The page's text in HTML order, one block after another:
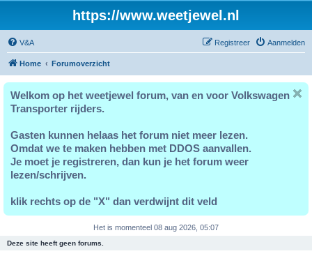
https://www.weetjewel.nl
V&A Aanmelden
Registreer
Home Forumoverzicht
Welkom op het weetjewel forum, van en voor Volkswagen
Transporter rijders.
Gasten kunnen helaas het forum niet meer lezen.
Omdat we te maken hebben met DDOS aanvallen.
Je moet je registreren, dan kun je het forum weer
lezen/schrijven.
klik rechts op de "X" dan verdwijnt dit veld
Het is momenteel 08 aug 2026, 05:07
Deze site heeft geen forums.